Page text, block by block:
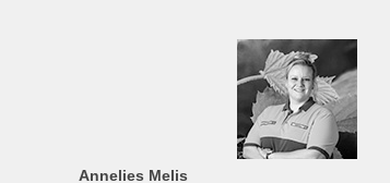
Annelies Melis